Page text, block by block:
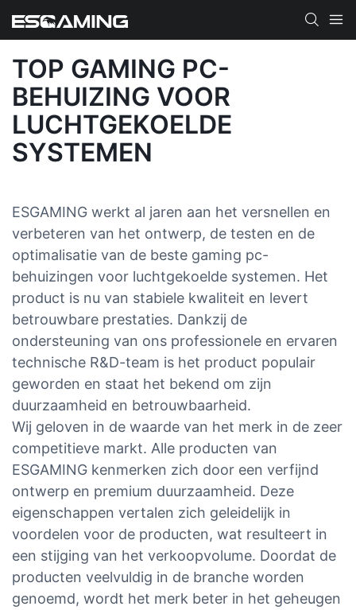
TOP GAMING PC-
BEHUIZING VOOR
LUCHTGEKOELDE
SYSTEMEN
ESGAMING werkt al jaren aan het versnellen en
verbeteren van het ontwerp, de testen en de
optimalisatie van de beste gaming pc-
behuizingen voor luchtgekoelde systemen. Het
product is nu van stabiele kwaliteit en levert
betrouwbare prestaties. Dankzij de
ondersteuning van ons professionele en ervaren
technische R&D-team is het product populair
geworden en staat het bekend om zijn
duurzaamheid en betrouwbaarheid.
Wij geloven in de waarde van het merk in de zeer
competitieve markt. Alle producten van
ESGAMING kenmerken zich door een verfijnd
ontwerp en premium duurzaamheid. Deze
eigenschappen vertalen zich geleidelijk in
voordelen voor de producten, wat resulteert in
een stijging van het verkoopvolume. Doordat de
producten veelvuldig in de branche worden
genoemd, wordt het merk beter in het geheugen